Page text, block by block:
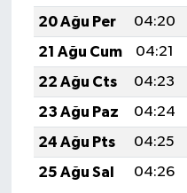
20 Ağu Per
04:20
21 Ağu Cum
04:21
22 Ağu Cts
04:23
23 Ağu Paz
04:24
24 Ağu Pts
04:25
25 Ağu Sal
04:26